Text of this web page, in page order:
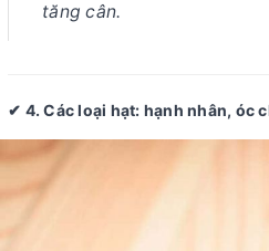
tăng cân.
✔ 4. Các loại hạt: hạnh nhân, óc